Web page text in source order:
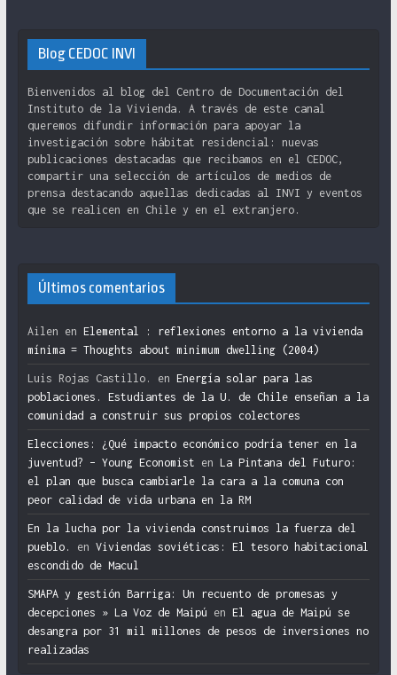
Blog CEDOC INVI
Bienvenidos al blog del Centro de Documentación del
Instituto de la Vivienda. A través de este canal
queremos difundir información para apoyar la
investigación sobre hábitat residencial: nuevas
publicaciones destacadas que recibamos en el CEDOC,
compartir una selección de artículos de medios de
prensa destacando aquellas dedicadas al INVI y eventos
que se realicen en Chile y en el extranjero.
Últimos comentarios
Ailen en Elemental : reflexiones entorno a la vivienda
mínima = Thoughts about minimum dwelling (2004)
Luis Rojas Castillo. en Energía solar para las
poblaciones. Estudiantes de la U. de Chile enseñan a la
comunidad a construir sus propios colectores
Elecciones: ¿Qué impacto económico podría tener en la
juventud? – Young Economist en La Pintana del Futuro:
el plan que busca cambiarle la cara a la comuna con
peor calidad de vida urbana en la RM
En la lucha por la vivienda construimos la fuerza del
pueblo.
en Viviendas soviéticas: El tesoro habitacional
escondido de Macul
SMAPA y gestión Barriga: Un recuento de promesas y
decepciones » La Voz de Maipú en El agua de Maipú se
desangra por 31 mil millones de pesos de inversiones no
realizadas